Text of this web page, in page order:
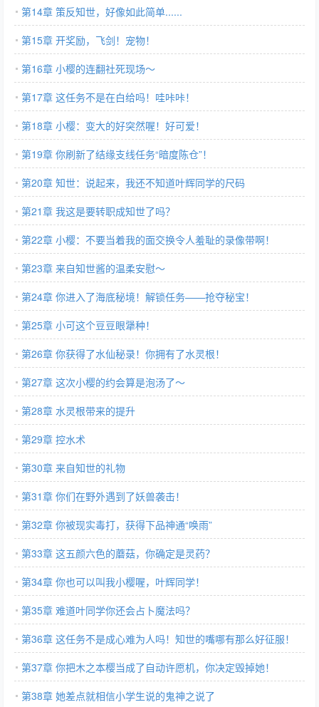
第14章 策反知世，好像如此简单......
第15章 开奖励，飞剑！宠物！
第16章 小樱的连翻社死现场～
第17章 这任务不是在白给吗！哇咔咔！
第18章 小樱：变大的好突然喔！好可爱！
第19章 你刷新了结缘支线任务“暗度陈仓”！
第20章 知世：说起来，我还不知道叶辉同学的尺码
第21章 我这是要转职成知世了吗？
第22章 小樱：不要当着我的面交换令人羞耻的录像带啊！
第23章 来自知世酱的温柔安慰～
第24章 你进入了海底秘境！解锁任务——抢夺秘宝！
第25章 小可这个豆豆眼犟种！
第26章 你获得了水仙秘录！你拥有了水灵根！
第27章 这次小樱的约会算是泡汤了～
第28章 水灵根带来的提升
第29章 控水术
第30章 来自知世的礼物
第31章 你们在野外遇到了妖兽袭击！
第32章 你被现实毒打，获得下品神通“唤雨”
第33章 这五颜六色的蘑菇，你确定是灵药？
第34章 你也可以叫我小樱喔，叶辉同学！
第35章 难道叶同学你还会占卜魔法吗？
第36章 这任务不是成心难为人吗！知世的嘴哪有那么好征服！
第37章 你把木之本樱当成了自动许愿机，你决定毁掉她！
第38章 她差点就相信小学生说的鬼神之说了